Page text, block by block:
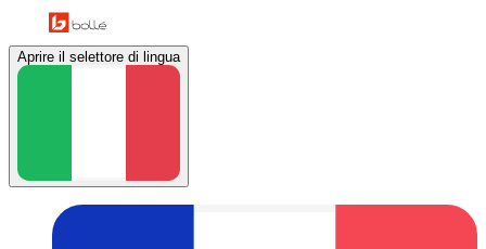
Aprire il selettore di lingua